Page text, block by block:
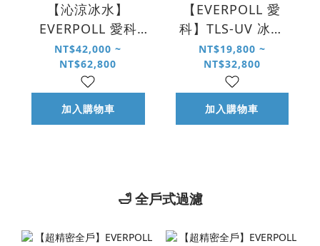
【沁涼冰水】
EVERPOLL 愛科
EVB-398 冰冷熱 三
溫 UVC 觸控飲水機
NT$42,000 ~
NT$62,800
加入購物車
【EVERPOLL 愛
科】TLS-UV 冰熱
雙溫 UVC 智能感應
飲水機
NT$19,800 ~
NT$32,800
加入購物車
🛁 全戶式過濾